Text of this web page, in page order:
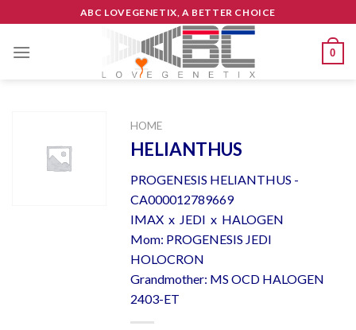
to
content
ABC LOVEGENETIX, A BETTER CHOICE
0
HOME
HELIANTHUS
PROGENESIS HELIANTHUS -
CA000012789669
IMAX x JEDI x HALOGEN
Mom: PROGENESIS JEDI
HOLOCRON
Grandmother: MS OCD HALOGEN
2403-ET